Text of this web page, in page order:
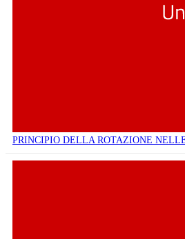
PRINCIPIO DELLA ROTAZIONE